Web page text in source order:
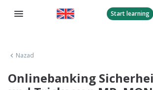
Start learning
Nazad
Onlinebanking